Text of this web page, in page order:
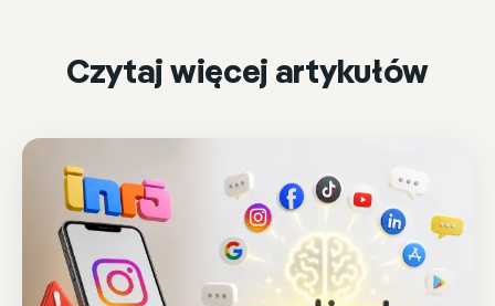
Czytaj więcej artykułów